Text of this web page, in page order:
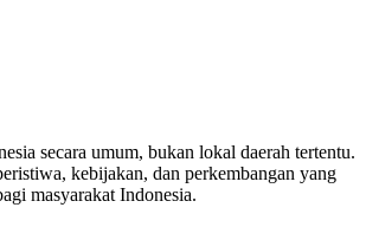
secara umum, bukan lokal daerah tertentu.
kebijakan, dan perkembangan yang
masyarakat Indonesia.